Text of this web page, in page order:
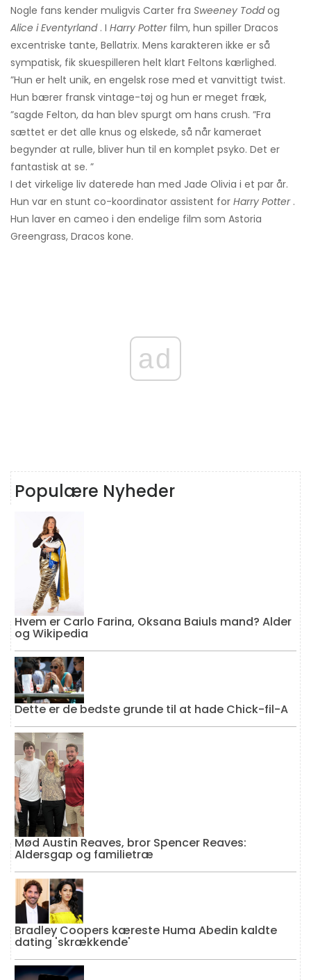
Nogle fans kender muligvis Carter fra Sweeney Toddog
Alice i Eventyrland. I Harry Potterfilm, hun spiller Dracos
excentriske tante, Bellatrix. Mens karakteren ikke er så
sympatisk, fik skuespilleren helt klart Feltons kærlighed.
”Hun er helt unik, en engelsk rose med et vanvittigt twist.
Hun bærer fransk vintage-tøj og hun er meget fræk,
”sagde Felton, da han blev spurgt om hans crush. ”Fra
sættet er det alle knus og elskede, så når kameraet
begynder at rulle, bliver hun til en komplet psyko. Det er
fantastisk at se. ”
I det virkelige liv daterede han med Jade Olivia i et par år.
Hun var en stunt co-koordinator assistent for Harry Potter.
Hun laver en cameo i den endelige film som Astoria
Greengrass, Dracos kone.
ad
Populære Nyheder
Hvem er Carlo Farina, Oksana Baiuls mand? Alder
og Wikipedia
Dette er de bedste grunde til at hade Chick-fil-A
Mød Austin Reaves, bror Spencer Reaves:
Aldersgap og familietræ
Bradley Coopers kæreste Huma Abedin kaldte
dating 'skrækkende'